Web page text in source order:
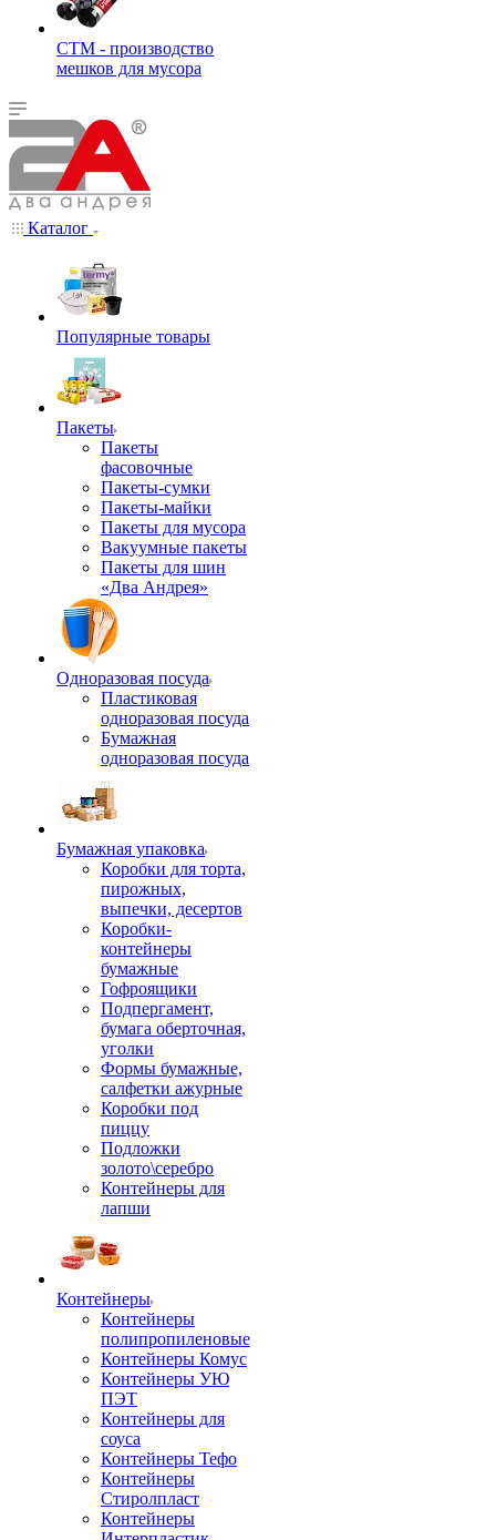
СТМ - производство
мешков для мусора
Каталог
Популярные товары
Пакеты
Пакеты
фасовочные
Пакеты-сумки
Пакеты-майки
Пакеты для мусора
Вакуумные пакеты
Пакеты для шин
«Два Андрея»
Одноразовая посуда
Пластиковая
одноразовая посуда
Бумажная
одноразовая посуда
Бумажная упаковка
Коробки для торта,
пирожных,
выпечки, десертов
Коробки-
контейнеры
бумажные
Гофроящики
Подпергамент,
бумага оберточная,
уголки
Формы бумажные,
салфетки ажурные
Коробки под
пиццу
Подложки
золото\серебро
Контейнеры для
лапши
Контейнеры
Контейнеры
полипропиленовые
Контейнеры Комус
Контейнеры УЮ
ПЭТ
Контейнеры для
соуса
Контейнеры Тефо
Контейнеры
Стиролпласт
Контейнеры